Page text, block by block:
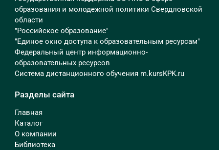
образования и молодежной политики Свердловской
области
"Российское образование"
"Единое окно доступа к образовательным ресурсам"
Федеральный центр информационно-
образовательных ресурсов
Система дистанционного обучения m.kursKPK.ru
Разделы сайта
Главная
Каталог
О компании
Библиотека